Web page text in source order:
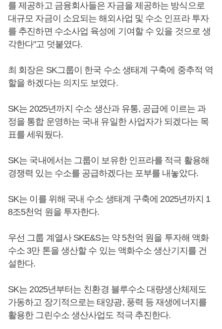
를 제공하고 금융회사들은 자금을 제공하는 방식으로
대규모 자금이 소요되는 해외사업 및 수소 인프라 투자
를 추진하면 수소사업 육성에 기여할 수 있을 것으로 생
각한다"고 덧붙였다.
최 회장은 SK그룹이 한국 수소 생태계 구축에 중추적 역
할을 하겠다는 의지도 보였다.
SK는 2025년까지 수소 생산과 유통, 공급에 이르는 과
정을 통합 운영하는 국내 유일한 사업자가 되겠다는 목
표를 세워뒀다.
SK는 국내에서는 그룹이 보유한 인프라를 적극 활용해
경쟁력 있는 수소를 공급하겠다는 포부를 내놓았다.
SK는 이를 위해 국내 수소 생태계 구축에 2025년까지 1
8조5천억 원을 투자한다.
우선 그룹 계열사 SKE&S는 약 5천억 원을 투자해 액화
수소 3만 톤을 생산할 수 있는 액화수소 생산기지를 건
설한다.
SK는 2025년부터는 친환경 블루수소 대량생산체제도
가동하고 장기적으로는 태양광, 풍력 등 재생에너지를
활용한 그린수소 생산사업도 적극 추진한다.